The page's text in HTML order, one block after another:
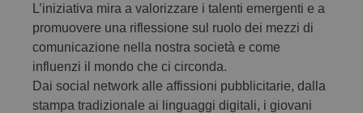
L’iniziativa mira a valorizzare i talenti emergenti e a
promuovere una riflessione sul ruolo dei mezzi di
comunicazione nella nostra società e come
influenzi il mondo che ci circonda.
Dai social network alle affissioni pubblicitarie, dalla
stampa tradizionale ai linguaggi digitali, i giovani